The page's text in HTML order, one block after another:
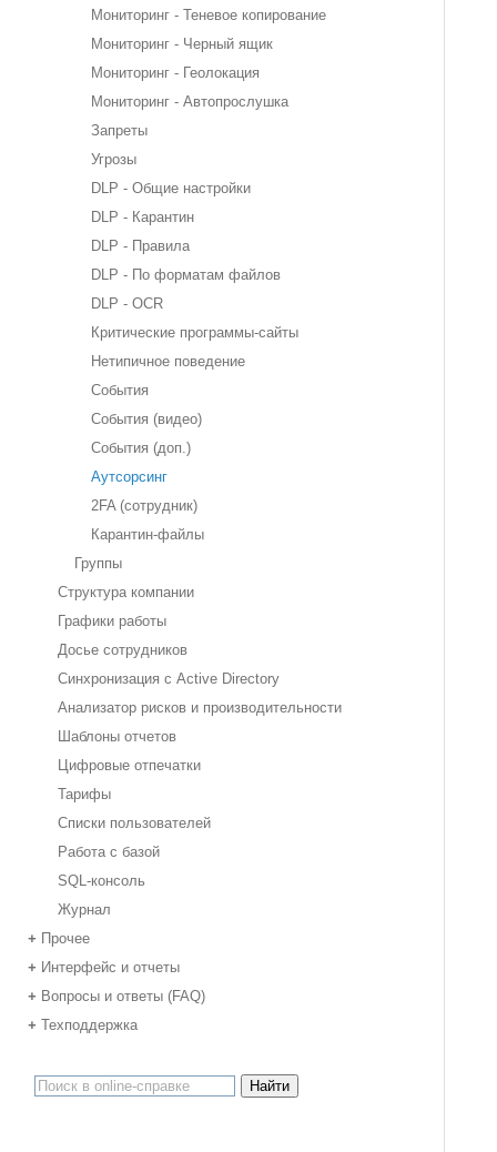
Мониторинг - Теневое копирование
Мониторинг - Черный ящик
Мониторинг - Геолокация
Мониторинг - Автопрослушка
Запреты
Угрозы
DLP - Общие настройки
DLP - Карантин
DLP - Правила
DLP - По форматам файлов
DLP - OCR
Критические программы-сайты
Нетипичное поведение
События
События (видео)
События (доп.)
Аутсорсинг
2FA (сотрудник)
Карантин-файлы
Группы
Структура компании
Графики работы
Досье сотрудников
Синхронизация с Active Directory
Анализатор рисков и производительности
Шаблоны отчетов
Цифровые отпечатки
Тарифы
Списки пользователей
Работа с базой
SQL-консоль
Журнал
+ Прочее
+ Интерфейс и отчеты
+ Вопросы и ответы (FAQ)
+ Техподдержка